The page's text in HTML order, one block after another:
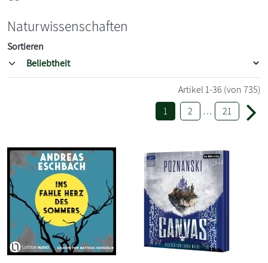
Naturwissenschaften
Sortieren
Artikel1-36 (von 735)
1
2 … 21